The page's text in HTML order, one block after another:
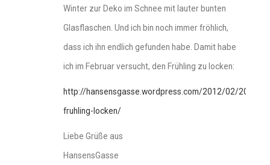
Winter zur Deko im Schnee mit lauter bunten
Glasflaschen. Und ich bin noch immer fröhlich,
dass ich ihn endlich gefunden habe. Damit habe
ich im Februar versucht, den Frühling zu locken:
http://hansensgasse.wordpress.com/2012/02/20/den-
fruhling-locken/
Liebe Grüße aus
HansensGasse